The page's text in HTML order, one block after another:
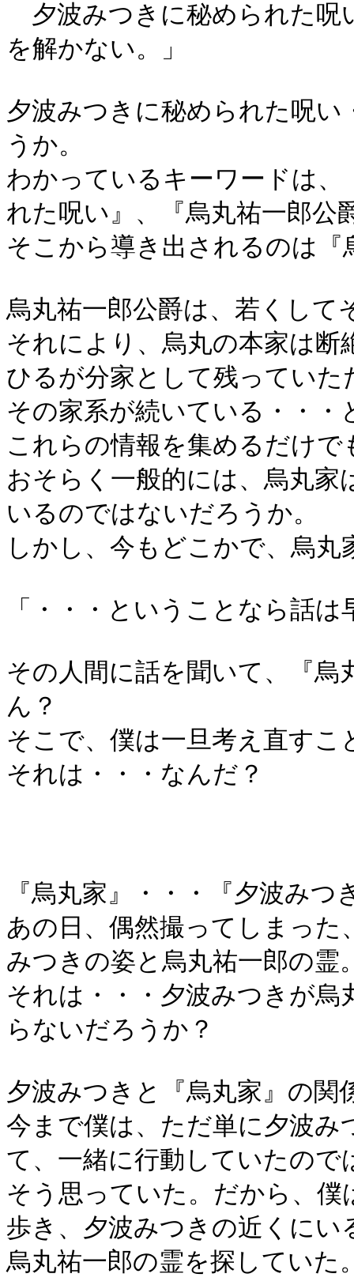
夕波みつきに秘められた呪
を解かない。」
夕波みつきに秘められた呪
うか。
わかっているキーワードは
れた呪い』、『烏丸祐一郎公
そこから導き出されるのは
烏丸祐一郎公爵は、若くして
それにより、烏丸の本家は断
ひるが分家として残っていた
その家系が続いている・・・
これらの情報を集めるだけ
おそらく一般的には、烏丸
いるのではないだろうか。
しかし、今もどこかで、烏
「・・・ということなら話
その人間に話を聞いて、『
ん？
そこで、僕は一旦考え直す
それは・・・なんだ？
『烏丸家』・・・『夕波みつ
あの日、偶然撮ってしまった
みつきの姿と烏丸祐一郎の霊
それは・・・夕波みつきが
らないだろうか？
夕波みつきと『烏丸家』の関
今まで僕は、ただ単に夕波み
て、一緒に行動していたので
そう思っていた。だから、僕
歩き、夕波みつきの近くにい
烏丸祐一郎の霊を探していた